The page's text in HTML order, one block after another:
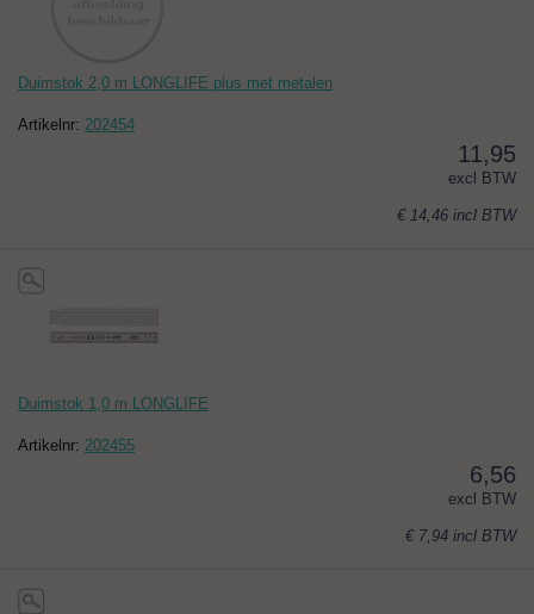
Duimstok 2,0 m LONGLIFE plus met metalen
Artikelnr: 202454
11,95
excl BTW
€ 14,46 incl BTW
Duimstok 1,0 m LONGLIFE
Artikelnr: 202455
6,56
excl BTW
€ 7,94 incl BTW